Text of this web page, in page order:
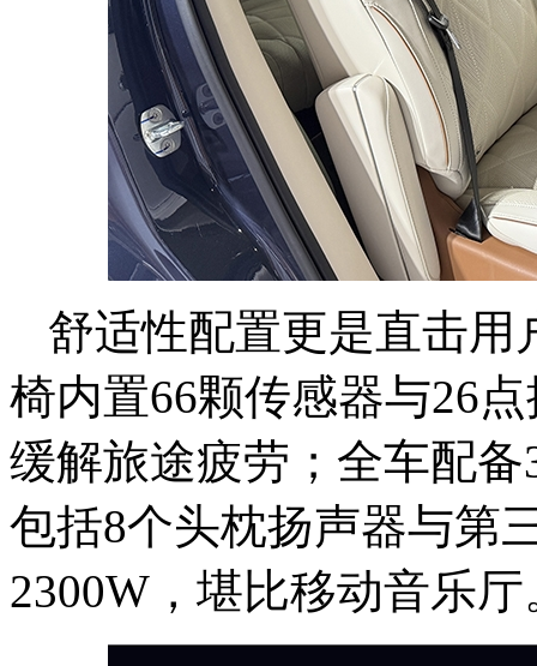
舒适性配置更是直击
椅内置66颗传感器与26
缓解旅途疲劳；全车配
包括8个头枕扬声器与第
2300W，堪比移动音乐厅